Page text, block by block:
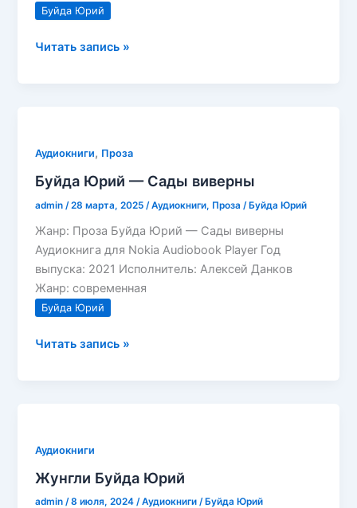
Буйда Юрий
Буйда
Читать запись »
Аудиокниги, Проза
Буйда Юрий — Сады виверны
admin /28 марта, 2025 /Аудиокниги, Проза /Буйда Юрий
Жанр: Проза Буйда Юрий — Сады виверны
Аудиокнига для Nokia Audiobook Player Год
выпуска: 2021 Исполнитель: Алексей Данков
Жанр: современная
Буйда Юрий
Буйда
Читать запись »
Аудиокниги
Жунгли Буйда Юрий
admin/8 июля, 2024/Аудиокниги / Буйда Юрий